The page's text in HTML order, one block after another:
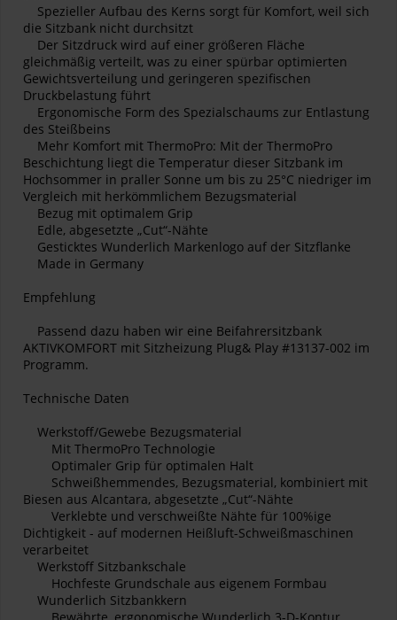
Spezieller Aufbau des Kerns sorgt für Komfort, weil sich
die Sitzbank nicht durchsitzt
Der Sitzdruck wird auf einer größeren Fläche
gleichmäßig verteilt, was zu einer spürbar optimierten
Gewichtsverteilung und geringeren spezifischen
Druckbelastung führt
Ergonomische Form des Spezialschaums zur Entlastung
des Steißbeins
Mehr Komfort mit ThermoPro: Mit der ThermoPro
Beschichtung liegt die Temperatur dieser Sitzbank im
Hochsommer in praller Sonne um bis zu 25°C niedriger im
Vergleich mit herkömmlichem Bezugsmaterial
Bezug mit optimalem Grip
Edle, abgesetzte „Cut“-Nähte
Gesticktes Wunderlich Markenlogo auf der Sitzflanke
Made in Germany
Empfehlung
Passend dazu haben wir eine Beifahrersitzbank
AKTIVKOMFORT mit Sitzheizung Plug& Play #13137-002 im
Programm.
Technische Daten
Werkstoff/Gewebe Bezugsmaterial
Mit ThermoPro Technologie
Optimaler Grip für optimalen Halt
Schweißhemmendes, Bezugsmaterial, kombiniert mit
Biesen aus Alcantara, abgesetzte „Cut“-Nähte
Verklebte und verschweißte Nähte für 100%ige
Dichtigkeit - auf modernen Heißluft-Schweißmaschinen
verarbeitet
Werkstoff Sitzbankschale
Hochfeste Grundschale aus eigenem Formbau
Wunderlich Sitzbankkern